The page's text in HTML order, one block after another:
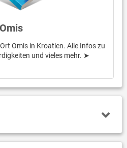
Omis in Kroatien. Alle Infos zu
und vieles mehr. ➤